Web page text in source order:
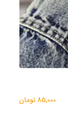
85,000 تومان